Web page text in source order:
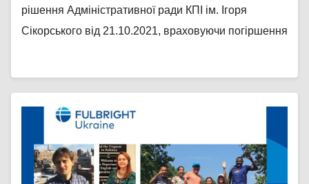
рішення Адміністративної ради КПІ ім. Ігоря
Сікорського від 21.10.2021, враховуючи погіршення